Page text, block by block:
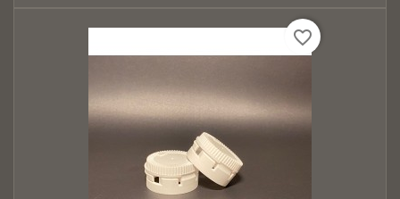
favorite_border